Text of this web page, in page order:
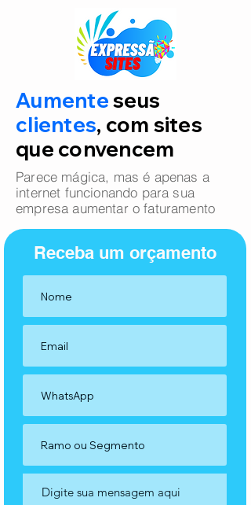
Aumenteseus
clientes, com sites
que convencem
Parece mágica, mas é apenas a
internet funcionando para sua
empresa aumentar o faturamento
Receba um orçamento